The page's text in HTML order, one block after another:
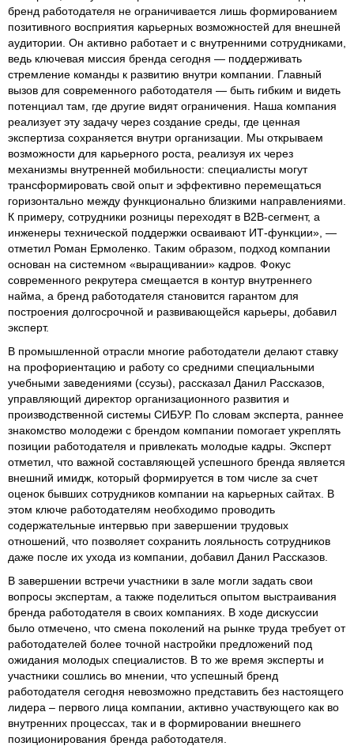
бренд работодателя не ограничивается лишь формированием
позитивного восприятия карьерных возможностей для внешней
аудитории. Он активно работает и с внутренними сотрудниками,
ведь ключевая миссия бренда сегодня — поддерживать
стремление команды к развитию внутри компании. Главный
вызов для современного работодателя — быть гибким и видеть
потенциал там, где другие видят ограничения. Наша компания
реализует эту задачу через создание среды, где ценная
экспертиза сохраняется внутри организации. Мы открываем
возможности для карьерного роста, реализуя их через
механизмы внутренней мобильности: специалисты могут
трансформировать свой опыт и эффективно перемещаться
горизонтально между функционально близкими направлениями.
К примеру, сотрудники розницы переходят в B2B-сегмент, а
инженеры технической поддержки осваивают ИТ-функции», —
отметил Роман Ермоленко. Таким образом, подход компании
основан на системном «выращивании» кадров. Фокус
современного рекрутера смещается в контур внутреннего
найма, а бренд работодателя становится гарантом для
построения долгосрочной и развивающейся карьеры, добавил
эксперт.
В промышленной отрасли многие работодатели делают ставку
на профориентацию и работу со средними специальными
учебными заведениями (ссузы), рассказал Данил Рассказов,
управляющий директор организационного развития и
производственной системы СИБУР. По словам эксперта, раннее
знакомство молодежи с брендом компании помогает укреплять
позиции работодателя и привлекать молодые кадры. Эксперт
отметил, что важной составляющей успешного бренда является
внешний имидж, который формируется в том числе за счет
оценок бывших сотрудников компании на карьерных сайтах. В
этом ключе работодателям необходимо проводить
содержательные интервью при завершении трудовых
отношений, что позволяет сохранить лояльность сотрудников
даже после их ухода из компании, добавил Данил Рассказов.
В завершении встречи участники в зале могли задать свои
вопросы экспертам, а также поделиться опытом выстраивания
бренда работодателя в своих компаниях. В ходе дискуссии
было отмечено, что смена поколений на рынке труда требует от
работодателей более точной настройки предложений под
ожидания молодых специалистов. В то же время эксперты и
участники сошлись во мнении, что успешный бренд
работодателя сегодня невозможно представить без настоящего
лидера – первого лица компании, активно участвующего как во
внутренних процессах, так и в формировании внешнего
позиционирования бренда работодателя.